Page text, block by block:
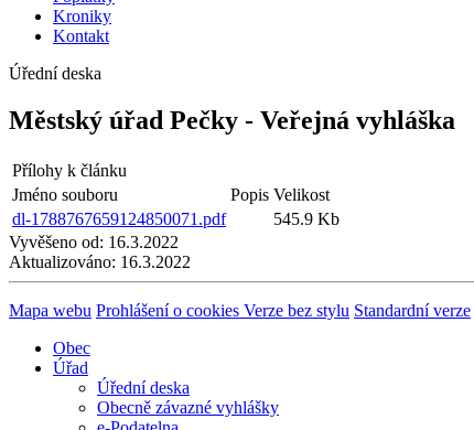
Kroniky
Kontakt
Úřední deska
Městský úřad Pečky - Veřejná vyhláška
Přílohy k článku
Jméno souboru
Popis Velikost
dl-1788767659124850071.pdf
545.9 Kb
Vyvěšeno od: 16.3.2022
Aktualizováno: 16.3.2022
Mapa webu Prohlášení o cookies Verze bez stylu Standardní verze
Obec
Úřad
Úřední deska
Obecně závazné vyhlášky